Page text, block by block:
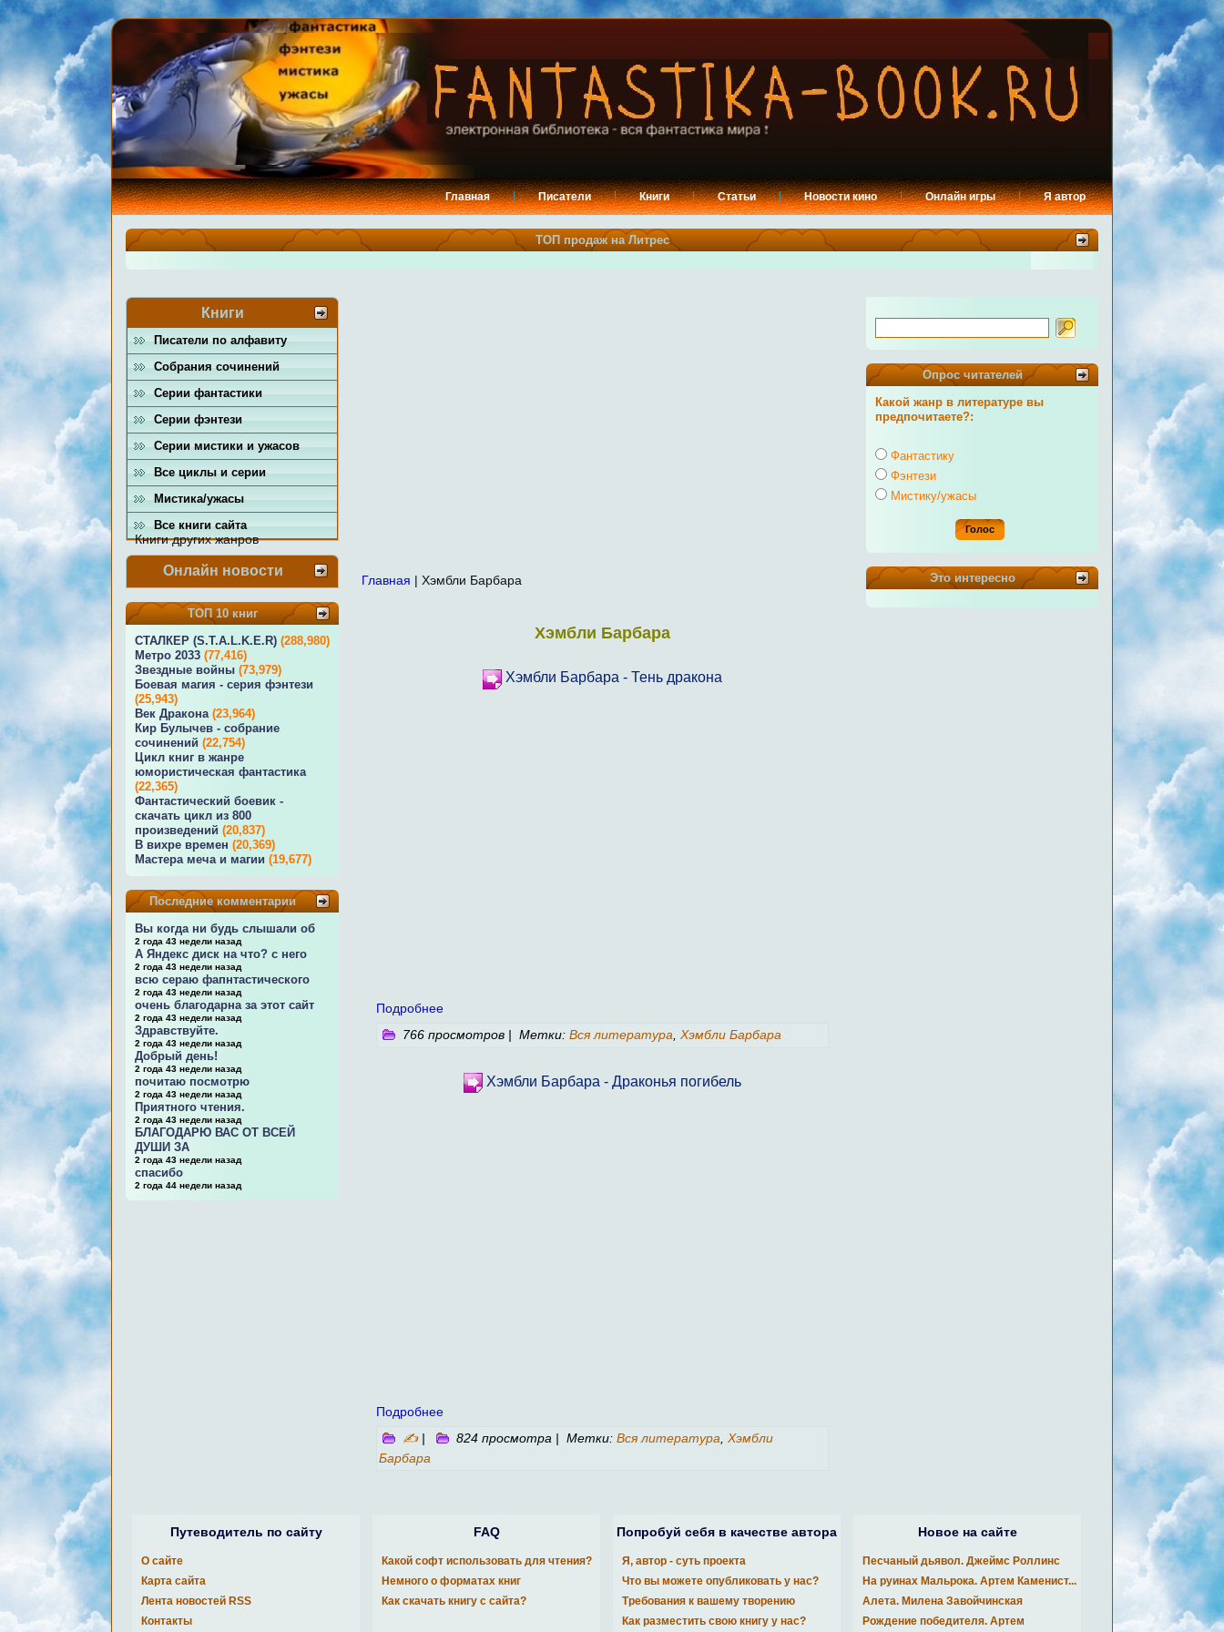
Главная Писатели Книги Статьи Новости кино Онлайн игры Я автор
ТОП продаж на Литрес
Книги
Писатели по алфавиту
Собрания сочинений
Серии фантастики
Серии фэнтези
Серии мистики и ужасов
Все циклы и серии
Мистика/ужасы
Все книги сайта
Книги других жанров
Онлайн новости
ТОП 10 книг
СТАЛКЕР (S.T.A.L.K.E.R) (288,980)
Метро 2033 (77,416)
Звездные войны (73,979)
Боевая магия - серия фэнтези
(25,943)
Век Дракона (23,964)
Кир Булычев - собрание
сочинений (22,754)
Цикл книг в жанре
юмористическая фантастика
(22,365)
Фантастический боевик -
скачать цикл из 800
произведений (20,837)
В вихре времен (20,369)
Мастера меча и магии (19,677)
Последние комментарии
Вы когда ни будь слышали об
2 года 43 недели назад
А Яндекс диск на что? с него
2 года 43 недели назад
всю сераю фапнтастического
2 года 43 недели назад
очень благодарна за этот сайт
2 года 43 недели назад
Здравствуйте.
2 года 43 недели назад
Добрый день!
2 года 43 недели назад
почитаю посмотрю
2 года 43 недели назад
Приятного чтения.
2 года 43 недели назад
БЛАГОДАРЮ ВАС ОТ ВСЕЙ
ДУШИ ЗА
2 года 43 недели назад
спасибо
2 года 44 недели назад
Главная | Хэмбли Барбара
Хэмбли Барбара
Хэмбли Барбара - Тень дракона
Подробнее
766 просмотров | Метки: Вся литература Хэмбли Барбара
Хэмбли Барбара - Драконья погибель
Подробнее
✍| 824 просмотра | Метки: Вся литература Хэмбли
Барбара
Опрос читателей
Какой жанр в литературе вы
предпочитаете?:
Фантастику
Фэнтези
Мистику/ужасы
Это интересно
Путеводитель по сайту
О сайте
Карта сайта
Лента новостей RSS
Контакты
FAQ
Какой софт использовать для чтения?
Немного о форматах книг
Как скачать книгу с сайта?
Попробуй себя в качестве автора
Я, автор - суть проекта
Что вы можете опубликовать у нас?
Требования к вашему творению
Как разместить свою книгу у нас?
Новое на сайте
Песчаный дьявол. Джеймс Роллинс
На руинах Мальрока. Артем Каменист...
Алета. Милена Завойчинская
Рождение победителя. Артем